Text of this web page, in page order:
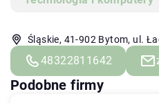
Śląskie, 41-902 Bytom, ul.
48322811642
Podobne firmy